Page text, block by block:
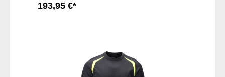
193,95 €*